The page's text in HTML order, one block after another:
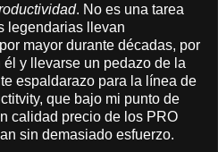
. No es una tarea
legendarias llevan
mayor durante décadas, por
él y llevarse un pedazo de la
espaldarazo para la línea de
que bajo mi punto de
calidad precio de los PRO
sin demasiado esfuerzo.